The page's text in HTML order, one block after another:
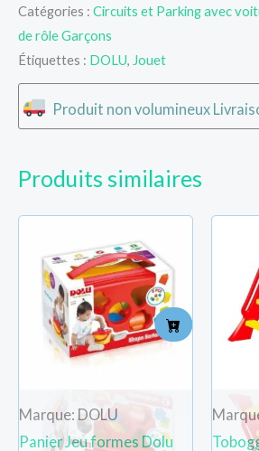
Catégories : Circuits et Parking avec
de rôle Garçons
Étiquettes : DOLU, Jouet
Produit non volumineux
Produits similaires
Marque: DOLU
Panier Jeu formes Dolu